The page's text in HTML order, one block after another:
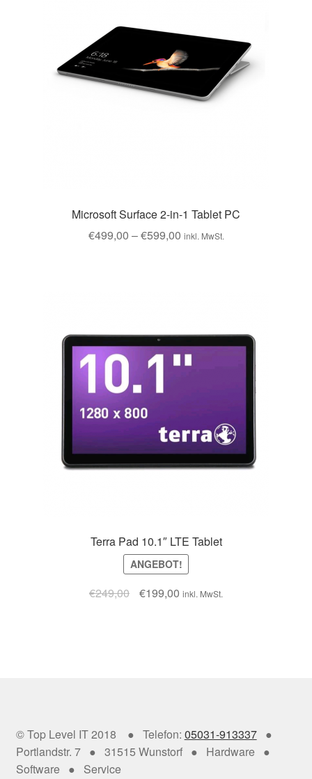
Microsoft Surface 2-in-1 Tablet PC
€499,00 –€599,00 inkl. MwSt.
Terra Pad 10.1″ LTE Tablet
ANGEBOT!
€249,00 €199,00 inkl. MwSt.
© Top Level IT 2018 ● Telefon: 05031-913337●
Portlandstr. 7 ● 31515 Wunstorf ● Hardware ●
Software ● Service